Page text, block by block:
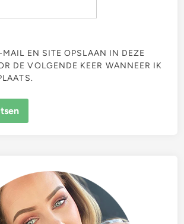
EN SITE OPSLAAN IN DEZE
DE VOLGENDE KEER WANNEER IK